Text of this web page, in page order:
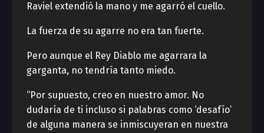
Raviel extendió la mano y me agarró el cuello.
La fuerza de su agarre no era tan fuerte.
Pero aunque el Rey Diablo me agarrara la
garganta, no tendría tanto miedo.
“Por supuesto, creo en nuestro amor. No
dudaría de ti incluso si palabras como ‘desafío’
de alguna manera se inmiscuyeran en nuestra